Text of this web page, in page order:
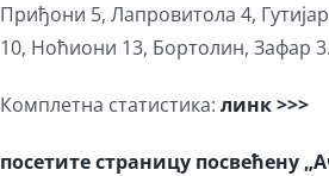
Приђони 5, Лапровитола 4,
10, Ноћиони 13, Бортолин, Зафар 3.
Комплетна статистика: линк >>>
посетите страницу посвећену